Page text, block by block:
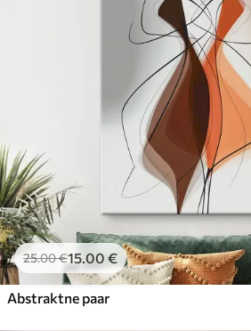
€
25.00€15.00 €
Abstraktne paar